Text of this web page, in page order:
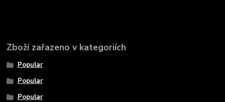
Zboží zařazeno v kategoriích
Popular
Popular
Popular